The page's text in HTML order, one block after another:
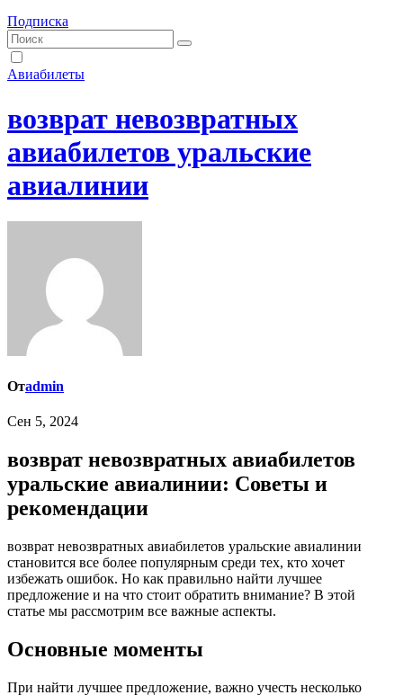
Подписка
Авиабилеты
возврат невозвратных
авиабилетов уральские
авиалинии
Отadmin
Сен 5, 2024
возврат невозвратных авиабилетов
уральские авиалинии: Советы и
рекомендации
возврат невозвратных авиабилетов уральские авиалинии
становится все более популярным среди тех, кто хочет
избежать ошибок. Но как правильно найти лучшее
предложение и на что стоит обратить внимание? В этой
статье мы рассмотрим все важные аспекты.
Основные моменты
При найти лучшее предложение, важно учесть несколько